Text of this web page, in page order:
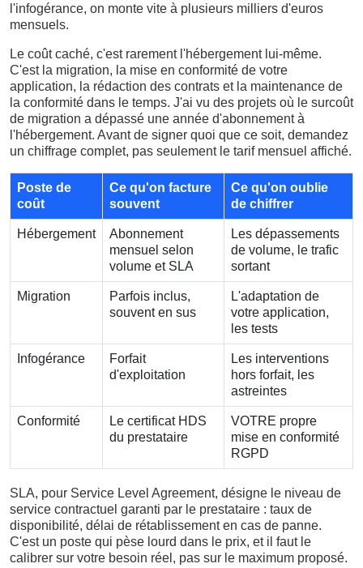
l'infogérance, on monte vite à plusieurs milliers d'euros
mensuels.
Le coût caché, c'est rarement l'hébergement lui-même.
C'est la migration, la mise en conformité de votre
application, la rédaction des contrats et la maintenance de
la conformité dans le temps. J'ai vu des projets où le surcoût
de migration a dépassé une année d'abonnement à
l'hébergement. Avant de signer quoi que ce soit, demandez
un chiffrage complet, pas seulement le tarif mensuel affiché.
Poste de
coût
Ce qu'on facture
souvent
Ce qu'on oublie
de chiffrer
Hébergement
Abonnement
mensuel selon
volume et SLA
Les dépassements
de volume, le trafic
sortant
Migration
Parfois inclus,
souvent en sus
L'adaptation de
votre application,
les tests
Infogérance
Forfait
d'exploitation
Les interventions
hors forfait, les
astreintes
Conformité
Le certificat HDS
du prestataire
VOTRE propre
mise en conformité
RGPD
SLA, pour Service Level Agreement, désigne le niveau de
service contractuel garanti par le prestataire : taux de
disponibilité, délai de rétablissement en cas de panne.
C'est un poste qui pèse lourd dans le prix, et il faut le
calibrer sur votre besoin réel, pas sur le maximum proposé.